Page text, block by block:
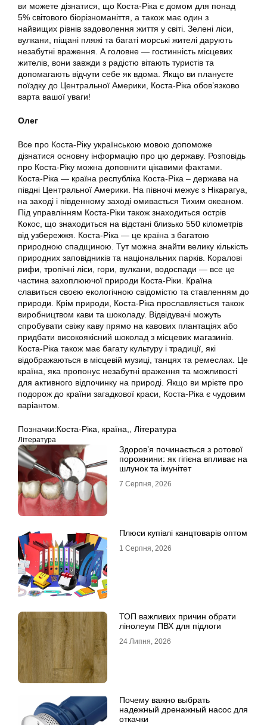
ви можете дізнатися, що Коста-Ріка є домом для понад
5% світового біорізноманіття, а також має один з
найвищих рівнів задоволення життя у світі. Зелені ліси,
вулкани, піщані пляжі та багаті морські жителі дарують
незабутні враження. А головне — гостинність місцевих
жителів, вони завжди з радістю вітають туристів та
допомагають відчути себе як вдома. Якщо ви плануєте
поїздку до Центральної Америки, Коста-Ріка обов’язково
варта вашої уваги!
Олег
Все про Коста-Ріку українською мовою допоможе
дізнатися основну інформацію про цю державу. Розповідь
про Коста-Ріку можна доповнити цікавими фактами.
Коста-Ріка — країна республіка Коста-Ріка – держава на
півдні Центральної Америки. На півночі межує з Нікарагуа,
на заході і південному заході омивається Тихим океаном.
Під управлінням Коста-Ріки також знаходиться острів
Кокос, що знаходиться на відстані близько 550 кілометрів
від узбережжя. Коста-Ріка — це країна з багатою
природною спадщиною. Тут можна знайти велику кількість
природних заповідників та національних парків. Коралові
рифи, тропічні ліси, гори, вулкани, водоспади — все це
частина захоплюючої природи Коста-Ріки. Країна
славиться своєю екологічною свідомістю та ставленням до
природи. Крім природи, Коста-Ріка прославляється також
виробництвом кави та шоколаду. Відвідувачі можуть
спробувати свіжу каву прямо на кавових плантаціях або
придбати високоякісний шоколад з місцевих магазинів.
Коста-Ріка також має багату культуру і традиції, які
відображаються в місцевій музиці, танцях та ремеслах. Це
країна, яка пропонує незабутні враження та можливості
для активного відпочинку на природі. Якщо ви мрієте про
подорож до країни загадкової краси, Коста-Ріка є чудовим
варіантом.
Позначки:Коста-Ріка країна, Література
Література
Здоров’я починається з ротової
порожнини: як гігієна впливає на
шлунок та імунітет
7 Серпня, 2026
Плюси купівлі канцтоварів оптом
1 Серпня, 2026
ТОП важливих причин обрати
лінолеум ПВХ для підлоги
24 Липня, 2026
Почему важно выбрать
надежный дренажный насос для
откачки